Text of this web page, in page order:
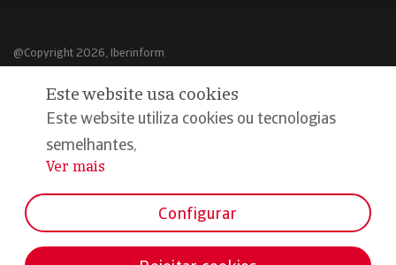
@Copyright 2026, Iberinform
Aviso legal
Política de cookies
Declaração de privacidade
Este website usa cookies
Este website utiliza cookies ou tecnologias
semelhantes,
...
Ver mais
Configurar